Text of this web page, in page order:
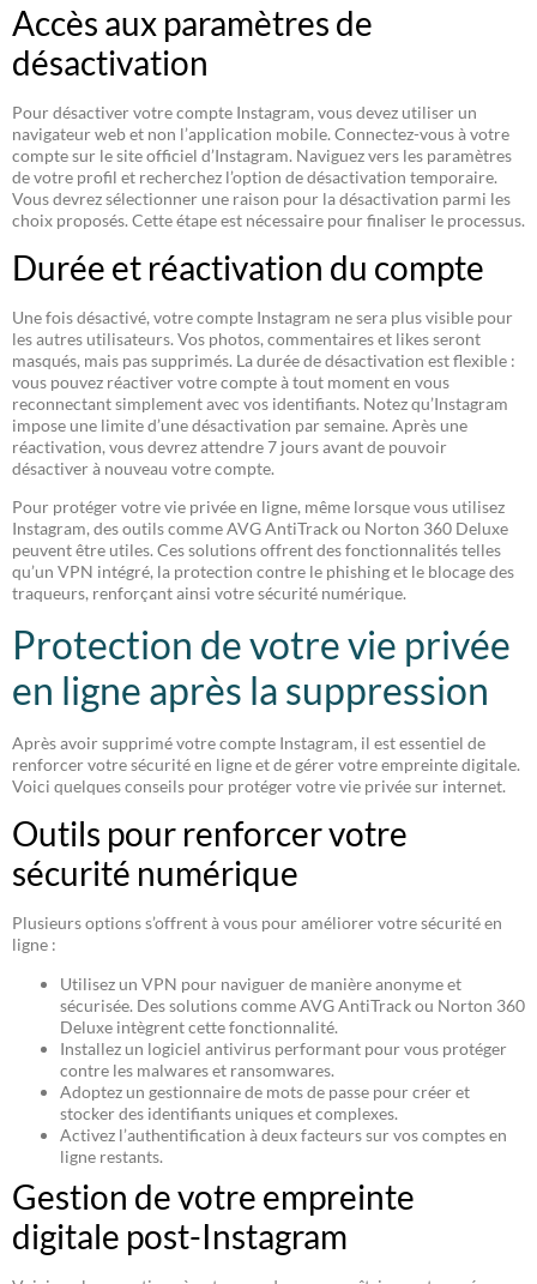
Accès aux paramètres de
désactivation
Pour désactiver votre compte Instagram, vous devez utiliser un
navigateur web et non l’application mobile. Connectez-vous à votre
compte sur le site officiel d’Instagram. Naviguez vers les paramètres
de votre profil et recherchez l’option de désactivation temporaire.
Vous devrez sélectionner une raison pour la désactivation parmi les
choix proposés. Cette étape est nécessaire pour finaliser le processus.
Durée et réactivation du compte
Une fois désactivé, votre compte Instagram ne sera plus visible pour
les autres utilisateurs. Vos photos, commentaires et likes seront
masqués, mais pas supprimés. La durée de désactivation est flexible :
vous pouvez réactiver votre compte à tout moment en vous
reconnectant simplement avec vos identifiants. Notez qu’Instagram
impose une limite d’une désactivation par semaine. Après une
réactivation, vous devrez attendre 7 jours avant de pouvoir
désactiver à nouveau votre compte.
Pour protéger votre vie privée en ligne, même lorsque vous utilisez
Instagram, des outils comme AVG AntiTrack ou Norton 360 Deluxe
peuvent être utiles. Ces solutions offrent des fonctionnalités telles
qu’un VPN intégré, la protection contre le phishing et le blocage des
traqueurs, renforçant ainsi votre sécurité numérique.
Protection de votre vie privée
en ligne après la suppression
Après avoir supprimé votre compte Instagram, il est essentiel de
renforcer votre sécurité en ligne et de gérer votre empreinte digitale.
Voici quelques conseils pour protéger votre vie privée sur internet.
Outils pour renforcer votre
sécurité numérique
Plusieurs options s’offrent à vous pour améliorer votre sécurité en
ligne :
Utilisez un VPN pour naviguer de manière anonyme et
sécurisée. Des solutions comme AVG AntiTrack ou Norton 360
Deluxe intègrent cette fonctionnalité.
Installez un logiciel antivirus performant pour vous protéger
contre les malwares et ransomwares.
Adoptez un gestionnaire de mots de passe pour créer et
stocker des identifiants uniques et complexes.
Activez l’authentification à deux facteurs sur vos comptes en
ligne restants.
Gestion de votre empreinte
digitale post-Instagram